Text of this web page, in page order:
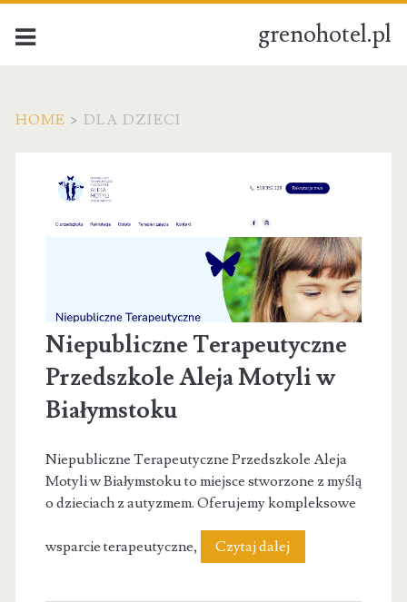
grenohotel.pl
HOME > DLA DZIECI
Kategoria:
Dla
Niepubliczne Terapeutyczne
Przedszkole Aleja Motyli w
Białymstoku
Niepubliczne Terapeutyczne Przedszkole Aleja
Motyli w Białymstoku to miejsce stworzone z myślą
o dzieciach z autyzmem. Oferujemy kompleksowe
wsparcie terapeutyczne, Czytaj dalejNiepubliczne